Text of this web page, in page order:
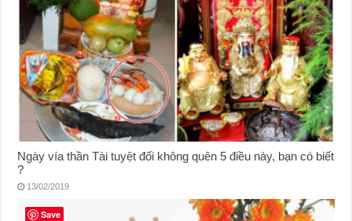
Ngày vía thần Tài tuyệt đối không quên 5 điều này, bạn có biết
?
13/02/2019
Save